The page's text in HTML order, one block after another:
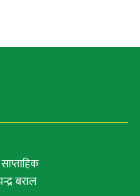
बराल